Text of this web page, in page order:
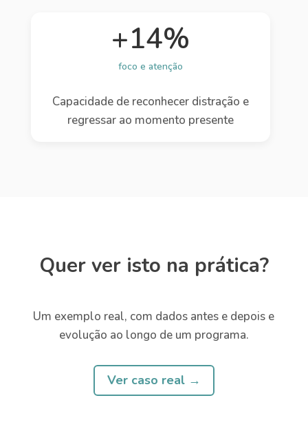
+14%
foco e atenção
Capacidade de reconhecer distração e
regressar ao momento presente
Quer ver isto na prática?
Um exemplo real, com dados antes e depois e
evolução ao longo de um programa.
Ver caso real →